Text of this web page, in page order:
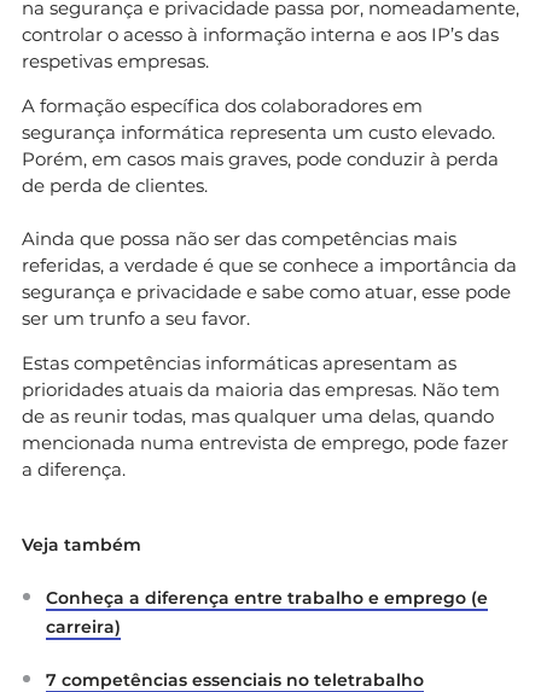
na segurança e privacidade passa por, nomeadamente,
controlar o acesso à informação interna e aos IP’s das
respetivas empresas.
A formação específica dos colaboradores em
segurança informática representa um custo elevado.
Porém, em casos mais graves, pode conduzir à perda
de perda de clientes.
Ainda que possa não ser das competências mais
referidas, a verdade é que se conhece a importância da
segurança e privacidade e sabe como atuar, esse pode
ser um trunfo a seu favor.
Estas competências informáticas apresentam as
prioridades atuais da maioria das empresas. Não tem
de as reunir todas, mas qualquer uma delas, quando
mencionada numa entrevista de emprego, pode fazer
a diferença.
Veja também
Conheça a diferença entre trabalho e emprego (e
carreira)
7 competências essenciais no teletrabalho